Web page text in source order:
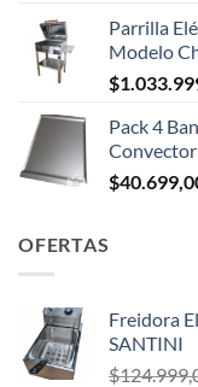
Parrilla
Modelo
$
Pack 4
$
OFERTAS
Freidora
SANTINI
$